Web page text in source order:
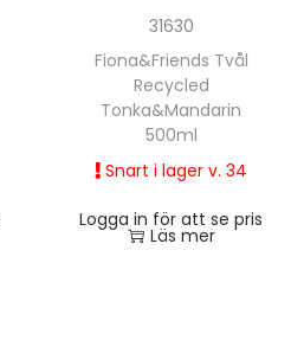
31630
Fiona&Friends Tvål
Recycled
Tonka&Mandarin
500ml
Snart i lager v. 34
Logga in för att se pris
Läs mer